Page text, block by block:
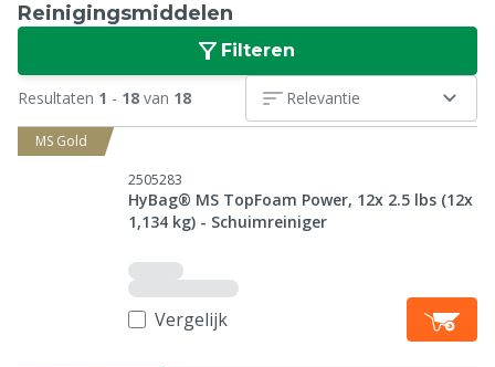
Reinigingsmiddelen
Filteren
Resultaten 1 - 18 van 18 Relevantie
MS Gold
2505283
HyBag® MS TopFoam Power, 12x 2.5 lbs (12x
1,134 kg) - Schuimreiniger
Vergelijk